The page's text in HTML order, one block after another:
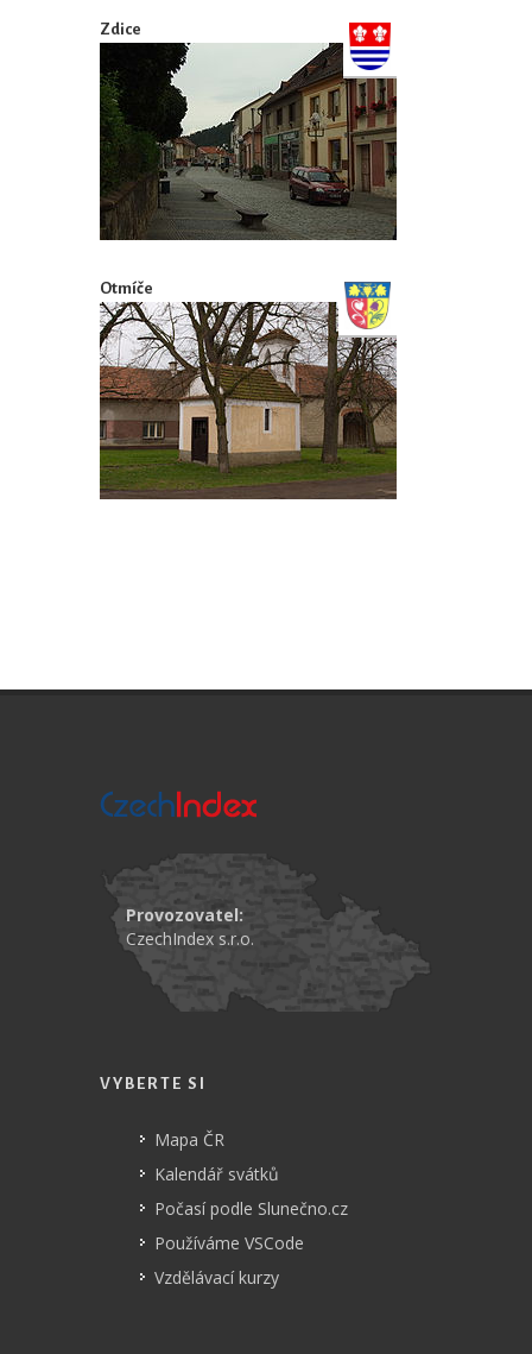
Zdice
Otmíče
Provozovatel:
CzechIndex s.r.o.
VYBERTE SI
Mapa ČR
Kalendář svátků
Počasí podle Slunečno.cz
Používáme VSCode
Vzdělávací kurzy